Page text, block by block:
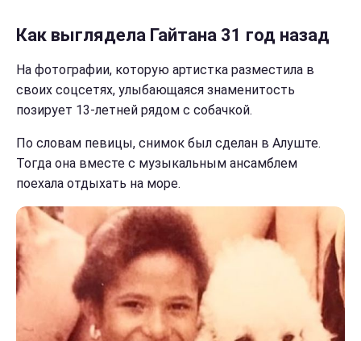
Как выглядела Гайтана 31 год назад
На фотографии, которую артистка разместила в
своих соцсетях, улыбающаяся знаменитость
позирует 13-летней рядом с собачкой.
По словам певицы, снимок был сделан в Алуште.
Тогда она вместе с музыкальным ансамблем
поехала отдыхать на море.